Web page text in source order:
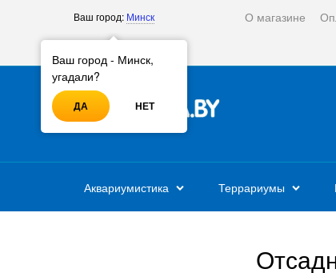
Ваш город: Минск О магазине
Аквариумистика Террариумы
Ваш город - Минск,
угадали?
ДА НЕТ